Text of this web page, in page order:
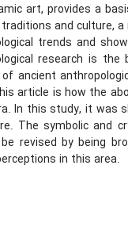
art, provides a
and culture,
trends and
research is the
ancient
article is how the
In this study, it was
The symbolic and
by being
in this area.